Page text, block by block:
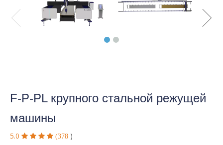
F-P-PL крупного стальной режущей
машины
5.0     (378 )